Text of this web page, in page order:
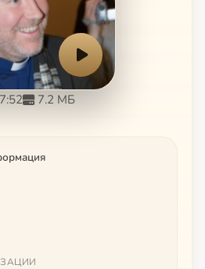
7:52 7.2 МБ